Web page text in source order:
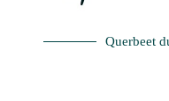
Querbeet